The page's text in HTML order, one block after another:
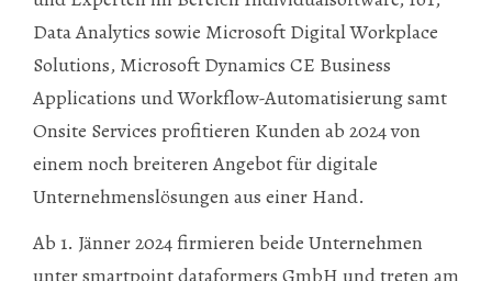
Data Analytics sowie Microsoft Digital Workplace
Solutions, Microsoft Dynamics CE Business
Applications und Workflow-Automatisierung samt
Onsite Services profitieren Kunden ab 2024 von
einem noch breiteren Angebot für digitale
Unternehmenslösungen aus einer Hand.
Ab 1. Jänner 2024 firmieren beide Unternehmen
unter smartpoint dataformers GmbH und treten am